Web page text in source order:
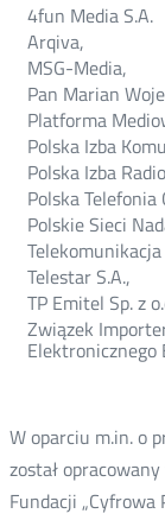
4fun Media S.A.
Arqiva,
MSG-Media,
Pan Marian
Platforma
Polska Izba
Polska Izba
Polska Telefonia
Polskie Sieci
Telekomunikacja
Telestar S.A.,
TP Emitel Sp. z
Związek
Elektronicznego
W oparciu m.in. o
został
Fundacji